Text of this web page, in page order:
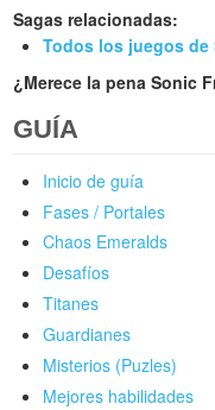
Sagas relacionadas:
Todos los juegos de
¿Merece la pena Sonic
GUÍA
Inicio de guía
Fases / Portales
Chaos Emeralds
Desafíos
Titanes
Guardianes
Misterios (Puzles)
Mejores habilidades